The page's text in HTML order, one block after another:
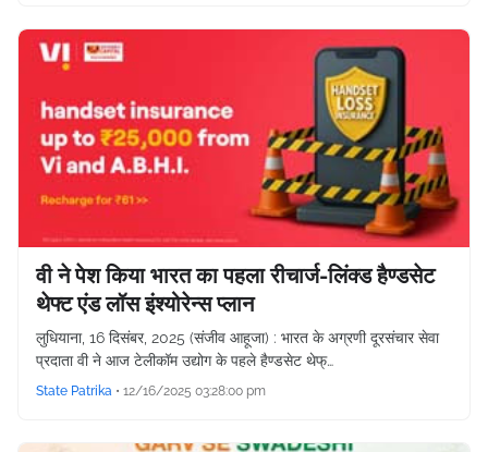
वी ने पेश किया भारत का पहला रीचार्ज-लिंक्ड हैण्डसेट
थेफ्ट एंड लॉस इंश्योरेन्स प्लान
लुधियाना, 16 दिसंबर, 2025 (संजीव आहूजा) : भारत के अग्रणी दूरसंचार सेवा
प्रदाता वी ने आज टेलीकॉम उद्योग के पहले हैण्डसेट थेफ्…
State Patrika • 12/16/2025 03:28:00 pm